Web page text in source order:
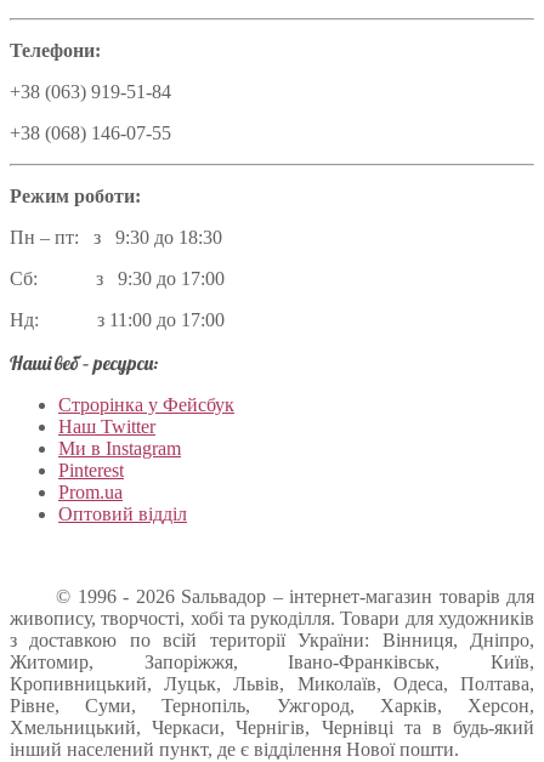
Телефони:
+38 (063) 919-51-84
+38 (068) 146-07-55
Режим роботи:
Пн – пт: з 9:30 до 18:30
Сб: з 9:30 до 17:00
Нд: з 11:00 до 17:00
Наші веб – ресурси:
Строрінка у Фейсбук
Наш Twitter
Ми в Instagram
Pinterest
Prom.ua
Оптовий відділ
© 1996 - 2026 Sальвадор – інтернет-магазин товарів для
живопису, творчості, хобі та рукоділля. Товари для художників
з доставкою по всій території України: Вінниця, Дніпро,
Житомир, Запоріжжя, Івано-Франківськ, Київ,
Кропивницький, Луцьк, Львів, Миколаїв, Одеса, Полтава,
Рівне, Суми, Тернопіль, Ужгород, Харків, Херсон,
Хмельницький, Черкаси, Чернігів, Чернівці та в будь-який
інший населений пункт, де є відділення Нової пошти.